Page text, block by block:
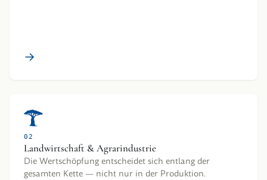
→
02
Landwirtschaft & Agrarindustrie
Die Wertschöpfung entscheidet sich entlang der
gesamten Kette — nicht nur in der Produktion.